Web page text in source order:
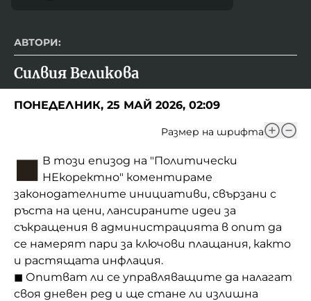
АВТОРИ:
Силвия Великова
ПОНЕДЕЛНИК, 25 МАЙ 2026, 02:09
Размер на шрифта
◼ В този епизод на "Политически
НЕкоректно" коментираме
законодателните инициативи, свързани с
ръста на цени, лансираните идеи за
съкращения в администрацията в опит да
се намерят пари за ключови плащания, както
и растящата инфлация.
◼ Опитват ли се управляващите да налагат
своя дневен ред и ще стане ли излишна